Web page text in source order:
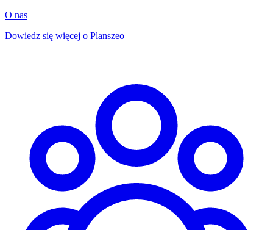
O nas
Dowiedz się więcej o Planszeo